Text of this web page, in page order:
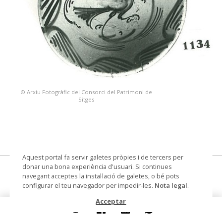
© Arxiu Fotogràfic del Consorci del Patrimoni de
Sitges
conca
Datació Segle XIX
Aquest portal fa servir galetes pròpies i de tercers per
donar una bona experiència d'usuari. Si continues
navegant acceptes la instal·lació de galetes, o bé pots
configurar el teu navegador per impedir-les. Nota legal.
Acceptar